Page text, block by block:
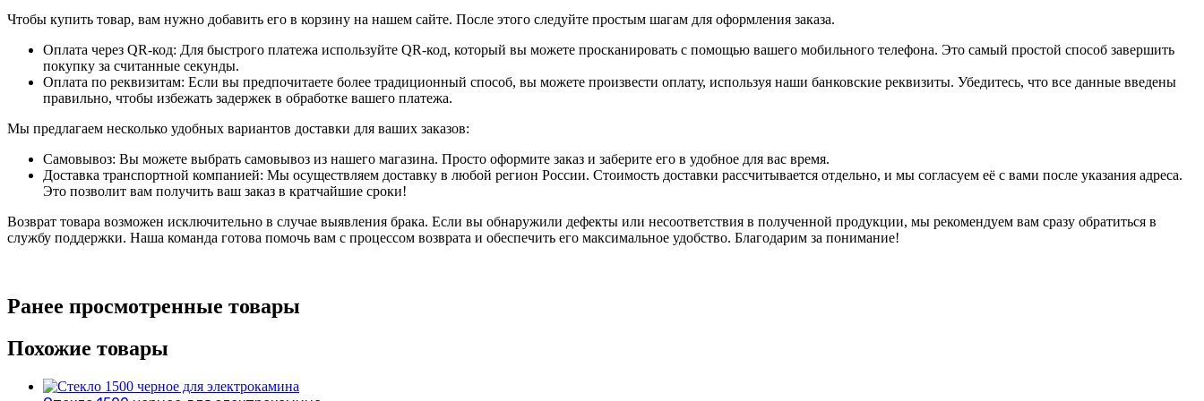
Чтобы купить товар, вам нужно добавить его в корзину на нашем сайте. После этого следуйте простым шагам для оформления заказа.
Оплата через QR-код: Для быстрого платежа используйте QR-код, который вы можете просканировать с помощью вашего мобильного телефона. Это самый простой способ завершить
покупку за считанные секунды.
Оплата по реквизитам: Если вы предпочитаете более традиционный способ, вы можете произвести оплату, используя наши банковские реквизиты. Убедитесь, что все данные введены
правильно, чтобы избежать задержек в обработке вашего платежа.
Мы предлагаем несколько удобных вариантов доставки для ваших заказов:
Самовывоз: Вы можете выбрать самовывоз из нашего магазина. Просто оформите заказ и заберите его в удобное для вас время.
Доставка транспортной компанией: Мы осуществляем доставку в любой регион России. Стоимость доставки рассчитывается отдельно, и мы согласуем её с вами после указания адреса.
Это позволит вам получить ваш заказ в кратчайшие сроки!
Возврат товара возможен исключительно в случае выявления брака. Если вы обнаружили дефекты или несоответствия в полученной продукции, мы рекомендуем вам сразу обратиться в
службу поддержки. Наша команда готова помочь вам с процессом возврата и обеспечить его максимальное удобство. Благодарим за понимание!
Ранее просмотренные товары
Похожие товары